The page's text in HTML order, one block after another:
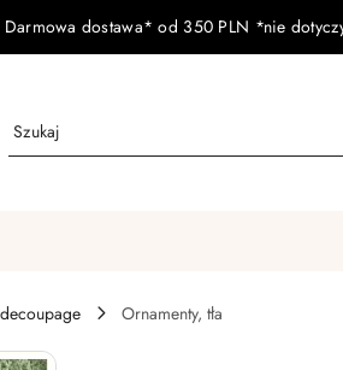
Darmowa dostawa* od 350 PLN *nie
Ornamenty, tła